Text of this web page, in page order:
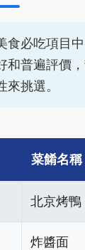
食必吃項目
和普遍評價
來挑選。
菜餚名稱
北京烤鴨
炸醬面